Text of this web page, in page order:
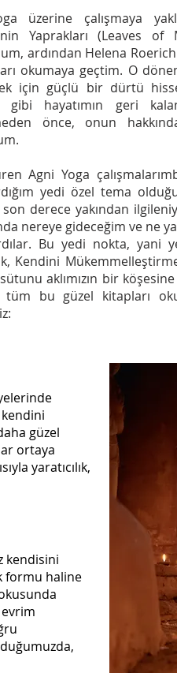
üzerine çalışmaya
Yaprakları (Leaves
ardından Helena
okumaya geçtim. O
için güçlü bir dürtü
gibi hayatımın geri
önce, onun
Agni Yoga
yedi özel tema
derece yakından
nereye gideceğim ve ne
Bu yedi nokta, yani
Kendini
aklımızın bir
tüm bu güzel kitapları
güzel
ortaya
yaratıcılık,
kendisini
formu haline